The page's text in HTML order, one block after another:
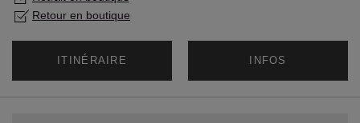
Retour en boutique
ITINÉRAIRE INFOS